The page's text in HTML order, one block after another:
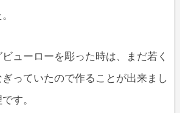
ューローを彫った時は、まだ若く
っていたので作ることが出来まし
す。